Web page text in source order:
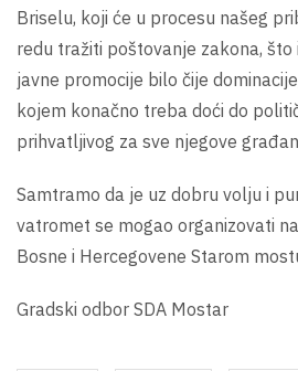
Briselu, koji će u procesu našeg
redu tražiti poštovanje zakona,
javne promocije bilo čije
kojem konačno treba doći do
prihvatljivog za sve njegove
Samtramo da je uz dobru volju i
vatromet se mogao organizovati
Bosne i Hercegovene Starom
Gradski odbor SDA Mostar